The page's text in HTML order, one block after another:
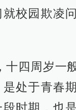
校园欺凌
十四周岁一
处于青春
时期，也